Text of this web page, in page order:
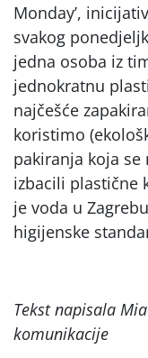
Monday’,
svakog
jedna osoba iz
jednokratnu
najčešće
koristimo
pakiranja koja
izbacili plastične
je voda u
higijenske
Tekst napisala
komunikacije